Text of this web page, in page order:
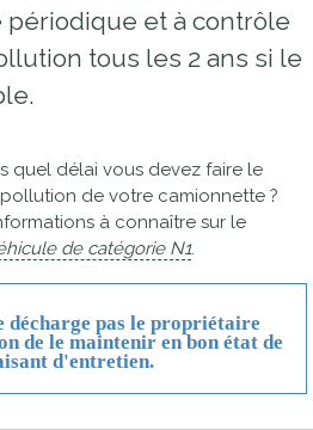
et à contrôle
tous les 2 ans si le
quel délai vous devez faire le
de votre camionnette ?
à connaître sur le
de catégorie N1.
décharge pas le propriétaire
de lemaintenir en bon état de
d'entretien.